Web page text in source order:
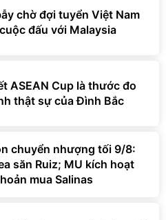
chờ đợi tuyển Việt Nam
đấu với Malaysia
ASEAN Cup là thước đo
thật sự của Đình Bắc
chuyển nhượng tối 9/8:
săn Ruiz; MU kích hoạt
mua Salinas